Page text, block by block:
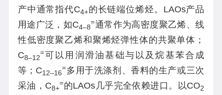
产中通常指代C4+的长链端位烯烃。LAOs产品
用途广泛，如C4–8
=通常作为高密度聚乙烯、线
性低密度聚乙烯和聚烯烃弹性体的共聚单体；
C8–12
=可以用润滑油基础与以及烷基苯合成
等；C12–16
=多用于洗涤剂、香料的生产或三次
采油，C8+
=的LAOs几乎完全依赖进口。以CO2